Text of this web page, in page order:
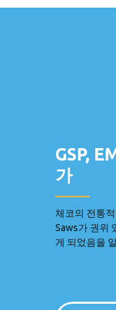
GSP,
가
체코의 전통
Saws가 권위
게 되었음을